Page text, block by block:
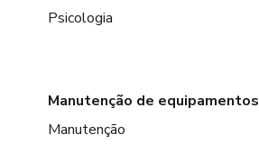
Psicologia
Manutenção de equipamentos
Manutenção